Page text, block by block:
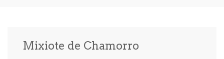
Mixiote de Chamorro